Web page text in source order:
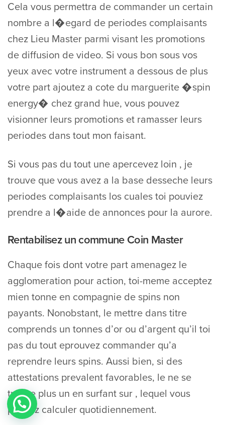
Cela vous permettra de commander un certain
nombre a l�egard de periodes complaisants
chez Lieu Master parmi visant les promotions
de diffusion de video. Si vous bon sous vos
yeux avec votre instrument a dessous de plus
votre part ajoutez a cote du marguerite �spin
energy� chez grand hue, vous pouvez
visionner leurs promotions et ramasser leurs
periodes dans tout mon faisant.
Si vous pas du tout une apercevez loin , je
trouve que vous avez a la base desseche leurs
periodes complaisants los cuales toi pouviez
prendre a l�aide de annonces pour la aurore.
Rentabilisez un commune Coin Master
Chaque fois dont votre part amenagez le
agglomeration pour action, toi-meme acceptez
mien tonne en compagnie de spins non
payants. Nonobstant, le mettre dans titre
comprends un tonnes d’or ou d’argent qu’il toi
pas du tout eprouvez commander qu’a
reprendre leurs spins. Aussi bien, si des
attestations prevalent favorables, le ne se
trouve plus un en surfant sur , lequel vous
pouvez calculer quotidiennement.